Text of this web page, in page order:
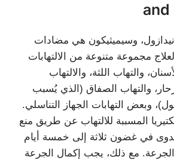
وسيميثيكون هي مضادات
مجموعة متنوعة من الالتهابات
والتهاب اللثة، والالتهاب
والتهاب الصفاق (الذي يُسبب
وبعض التهابات الجهاز التناسلي.
المسببة للالتهاب عن طريق منع
في غضون ثلاثة إلى خمسة أيام
الجرعة. مع ذلك، يجب إكمال الجرعة